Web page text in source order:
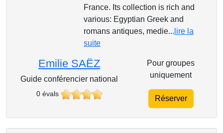
France. Its collection is rich and
various: Egyptian Greek and
romans antiques, medie... lire la
suite
Emilie SAËZ
Guide conférencier national
0 évals
Pour groupes
uniquement
Réserver